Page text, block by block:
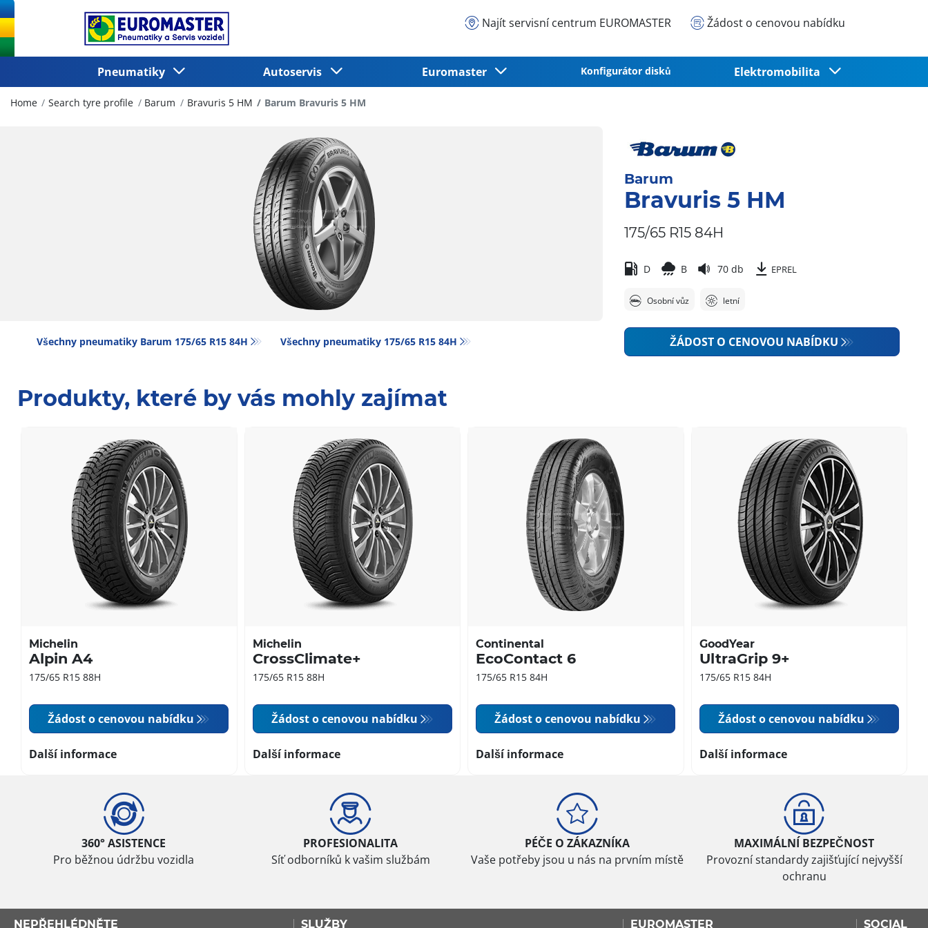
Najít servisní centrum EUROMASTER Žádost o cenovou nabídku
Pneumatiky Autoservis Euromaster Konfigurátor disků Elektromobilita
Home Search tyre profile Barum Bravuris 5 HM Barum Bravuris 5 HM
Všechny pneumatiky Barum 175/65 R15 84H Všechny pneumatiky‎ 175/65 R15 84H
Barum
Bravuris 5 HM
175/65 R15 84H
D B 70 db EPREL
Osobní vůz letní
ŽÁDOST O CENOVOU NABÍDKU
Produkty, které by vás mohly zajímat
Michelin
Alpin A4
175/65 R15 88H
Žádost o cenovou nabídku
Další informace
Michelin
CrossClimate+
175/65 R15 88H
Žádost o cenovou nabídku
Další informace
Continental
EcoContact 6
175/65 R15 84H
Žádost o cenovou nabídku
Další informace
GoodYear
UltraGrip 9+
175/65 R15 84H
Žádost o cenovou nabídku
Další informace
360° ASISTENCE
Pro běžnou údržbu vozidla
PROFESIONALITA
Síť odborníků k vašim službám
PÉČE O ZÁKAZNÍKA
Vaše potřeby jsou u nás na prvním místě
MAXIMÁLNÍ BEZPEČNOST
Provozní standardy zajišťující nejvyšší
ochranu
NEPŘEHLÉDNĚTE SLUŽBY EUROMASTER SOCIAL